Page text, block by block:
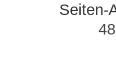
Seiten-